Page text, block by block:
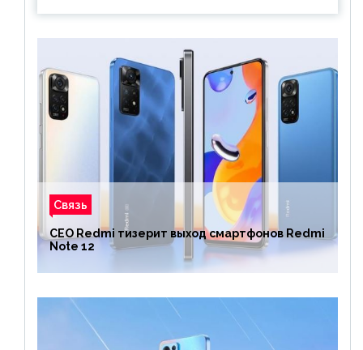
Связь
CEO Redmi тизерит выход смартфонов Redmi
Note 12